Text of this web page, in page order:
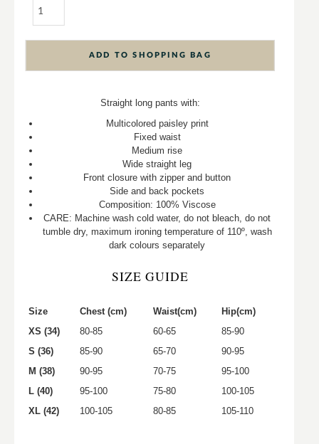
ADD TO SHOPPING BAG
Straight long pants with:
Multicolored paisley print
Fixed waist
Medium rise
Wide straight leg
Front closure with zipper and button
Side and back pockets
Composition: 100% Viscose
CARE: Machine wash cold water, do not bleach, do not
tumble dry, maximum ironing temperature of 110º, wash
dark colours separately
SIZE GUIDE
Size Chest (cm) Waist(cm)
Hip(cm)
XS (34)
80-85 60-65
85-90
S (36)
85-90 65-70
90-95
M (38)
90-95 70-75
95-100
L (40)
95-100 75-80
100-105
XL (42)
100-105 80-85 105-110